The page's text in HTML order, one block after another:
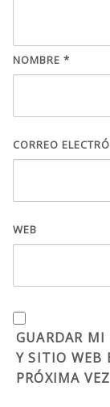
NOMBRE *
CORREO
WEB
GUARDAR MI
Y SITIO WEB
PRÓXIMA